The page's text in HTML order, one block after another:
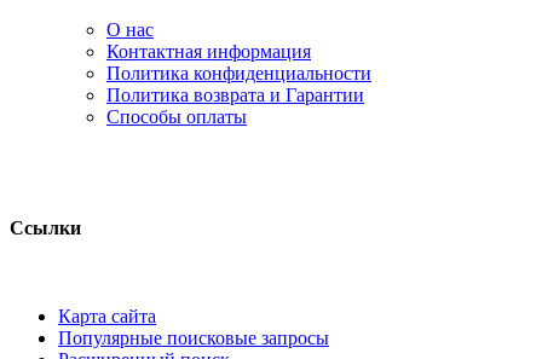
О нас
Контактная информация
Политика конфиденциальности
Политика возврата и Гарантии
Способы оплаты
Ссылки
Карта сайта
Популярные поисковые запросы